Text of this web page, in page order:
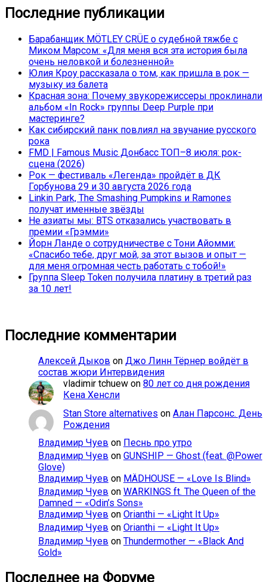
Последние публикации
Барабанщик MÖTLEY CRÜE о судебной тяжбе с
Миком Марсом: «Для меня вся эта история была
очень неловкой и болезненной»
Юлия Кроу рассказала о том, как пришла в рок —
музыку из балета
Красная зона: Почему звукорежиссеры проклинали
альбом «In Rock» группы Deep Purple при
мастеринге?
Как сибирский панк повлиял на звучание русского
рока
FMD | Famous Music Донбасс ТОП–8 июля: рок-
сцена (2026)
Рок — фестиваль «Легенда» пройдёт в ДК
Горбунова 29 и 30 августа 2026 года
Linkin Park, The Smashing Pumpkins и Ramones
получат именные звёзды
Не азиаты мы: BTS отказались участвовать в
премии «Грэмми»
Йорн Ланде о сотрудничестве с Тони Айомми:
«Спасибо тебе, друг мой, за этот вызов и опыт —
для меня огромная честь работать с тобой!»
Группа Sleep Token получила платину в третий раз
за 10 лет!
Последние комментарии
Алексей Дыков on Джо Линн Тёрнер войдёт в
состав жюри Интервидения
vladimir tchuew on 80 лет со дня рождения
Кена Хенсли
Stan Store alternatives on Алан Парсонс. День
Рождения
Владимир Чуев on Песнь про утро
Владимир Чуев on GUNSHIP — Ghost (feat. @Power
Glove)
Владимир Чуев on MÄDHOUSE — «Love Is Blind»
Владимир Чуев on WARKINGS ft. The Queen of the
Damned — «Odin’s Sons»
Владимир Чуев on Orianthi — «Light It Up»
Владимир Чуев on Orianthi — «Light It Up»
Владимир Чуев on Thundermother — «Black And
Gold»
Последнее на Форуме